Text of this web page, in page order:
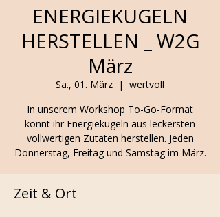
ENERGIEKUGELN
HERSTELLEN _ W2G
März
Sa., 01. März
  |
wertvoll
In unserem Workshop To-Go-Format
könnt ihr Energiekugeln aus leckersten
vollwertigen Zutaten herstellen. Jeden
Donnerstag, Freitag und Samstag im März.
Zeit & Ort